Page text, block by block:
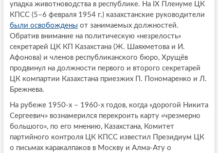
упадка животноводства в республике. На IХ Пленуме ЦК
КПСС (5–6 февраля 1954 г.) казахстанские руководители
были освобождены от занимаемых должностей.
Обратив внимание на политическую «незрелость»
секретарей ЦК КП Казахстана (Ж. Шаяхметова и И.
Афонова) и членов республиканского бюро, Хрущёв
продвинул на должности первого и второго секретарей
ЦК компартии Казахстана приезжих П. Пономаренко и Л.
Брежнева.
На рубеже 1950-х – 1960-х годов, когда «дорогой Никита
Сергеевич» вознамерился перекроить карту «чрезмерно
большого», по его мнению, Казахстана, Комитет
партийного контроля ЦК КПСС известил Президиум ЦК
о письмах каракалпаков в Москву и Алма-Ату о